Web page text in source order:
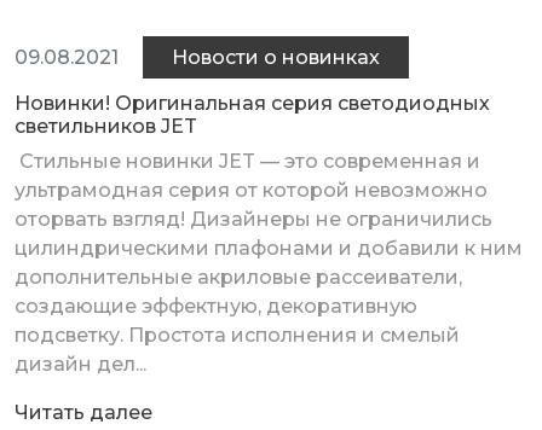
09.08.2021
Новости о новинках
Новинки! Оригинальная серия светодиодных
светильников JET
Стильные новинки JET — это современная и
ультрамодная серия от которой невозможно
оторвать взгляд! Дизайнеры не ограничились
цилиндрическими плафонами и добавили к ним
дополнительные акриловые рассеиватели,
создающие эффектную, декоративную
подсветку. Простота исполнения и смелый
дизайн дел...
Читать далее